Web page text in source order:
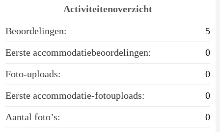
Activiteitenoverzicht
Beoordelingen:
5
Eerste accommodatiebeoordelingen:
0
Foto-uploads:
0
Eerste accommodatie-fotouploads:
0
Aantal foto’s:
0